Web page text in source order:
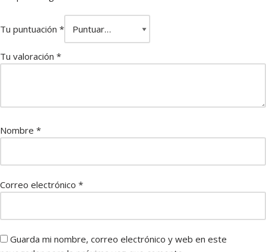
Tu puntuación *
Tu valoración *
Nombre *
Correo electrónico *
Guarda mi nombre, correo electrónico y web en este